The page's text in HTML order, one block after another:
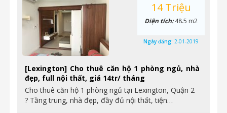
[Lexington] Cho thuê căn hộ 1 phòng ngủ, nhà
đẹp, full nội thất, giá 14tr/ tháng
Cho thuê căn hộ 1 phòng ngủ tại Lexington, Quận 2
? Tầng trung, nhà đẹp, đầy đủ nội thất, tiện…
14 Triệu
Diện tích:48.5 m2
Ngày đăng: 2-01-2019